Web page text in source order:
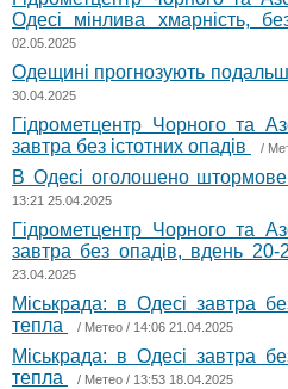
Одесі мінлива хмарність,
02.05.2025
Одещині прогнозують
30.04.2025
Гідрометцентр Чорного та
завтра без істотних опадів
/
В Одесі оголошено
13:21 25.04.2025
Гідрометцентр Чорного та
завтра без опадів, вдень 20-
23.04.2025
Міськрада: в Одесі завтра
тепла
/ Метео / 14:06 21.04.2025
Міськрада: в Одесі завтра
тепла
/ Метео / 13:53 18.04.2025